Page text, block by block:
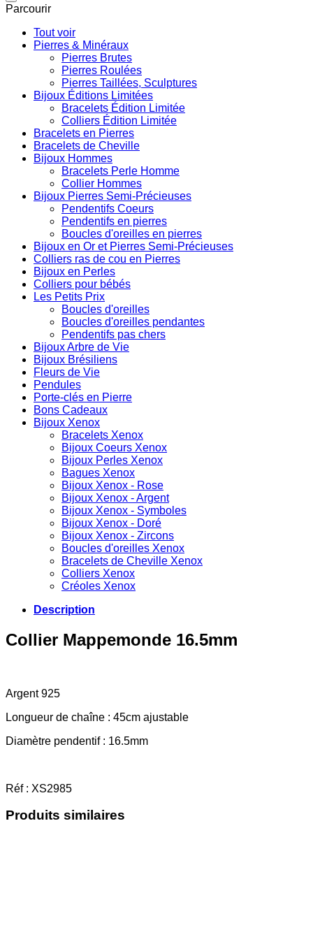
Parcourir
Tout voir
Pierres & Minéraux
Pierres Brutes
Pierres Roulées
Pierres Taillées, Sculptures
Bijoux Éditions Limitées
Bracelets Édition Limitée
Colliers Édition Limitée
Bracelets en Pierres
Bracelets de Cheville
Bijoux Hommes
Bracelets Perle Homme
Collier Hommes
Bijoux Pierres Semi-Précieuses
Pendentifs Coeurs
Pendentifs en pierres
Boucles d'oreilles en pierres
Bijoux en Or et Pierres Semi-Précieuses
Colliers ras de cou en Pierres
Bijoux en Perles
Colliers pour bébés
Les Petits Prix
Boucles d'oreilles
Boucles d'oreilles pendantes
Pendentifs pas chers
Bijoux Arbre de Vie
Bijoux Brésiliens
Fleurs de Vie
Pendules
Porte-clés en Pierre
Bons Cadeaux
Bijoux Xenox
Bracelets Xenox
Bijoux Coeurs Xenox
Bijoux Perles Xenox
Bagues Xenox
Bijoux Xenox - Rose
Bijoux Xenox - Argent
Bijoux Xenox - Symboles
Bijoux Xenox - Doré
Bijoux Xenox - Zircons
Boucles d'oreilles Xenox
Bracelets de Cheville Xenox
Colliers Xenox
Créoles Xenox
Description
Collier Mappemonde 16.5mm
Argent 925
Longueur de chaîne : 45cm ajustable
Diamètre pendentif : 16.5mm
Réf : XS2985
Produits similaires